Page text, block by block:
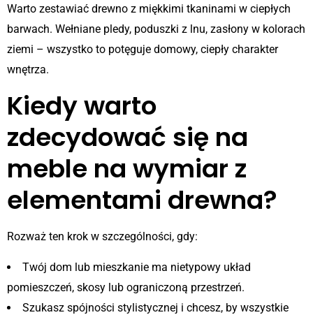
Warto zestawiać drewno z miękkimi tkaninami w ciepłych
barwach. Wełniane pledy, poduszki z lnu, zasłony w kolorach
ziemi – wszystko to potęguje domowy, ciepły charakter
wnętrza.
Kiedy warto
zdecydować się na
meble na wymiar z
elementami drewna?
Rozważ ten krok w szczególności, gdy:
Twój dom lub mieszkanie ma nietypowy układ
pomieszczeń, skosy lub ograniczoną przestrzeń.
Szukasz spójności stylistycznej i chcesz, by wszystkie